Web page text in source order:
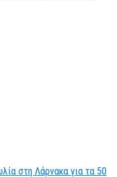
στη Λάρνακα για τα 50